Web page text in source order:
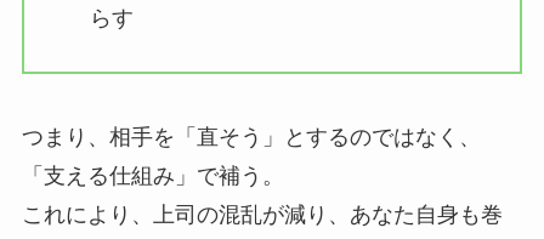
らす
つまり、相手を「直そう」とするのではなく、
「支える仕組み」で補う。
これにより、上司の混乱が減り、あなた自身も巻